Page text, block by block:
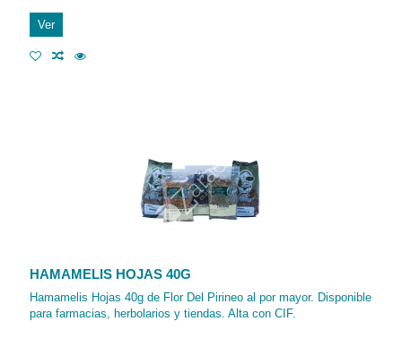
Ver
HAMAMELIS HOJAS 40G
Hamamelis Hojas 40g de Flor Del Pirineo al por mayor. Disponible
para farmacias, herbolarios y tiendas. Alta con CIF.